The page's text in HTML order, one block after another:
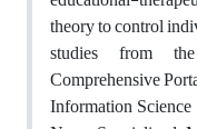
theory to control
studies from
Comprehensive
Information